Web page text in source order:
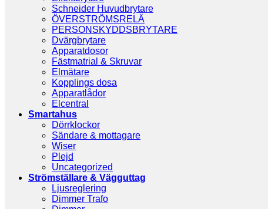
Schneider Huvudbrytare
ÖVERSTRÖMSRELÄ
PERSONSKYDDSBRYTARE
Dvärgbrytare
Apparatdosor
Fästmatrial & Skruvar
Elmätare
Kopplings dosa
Apparatlådor
Elcentral
Smartahus
Dörrklockor
Sändare & mottagare
Wiser
Plejd
Uncategorized
Strömställare & Vägguttag
Ljusreglering
Dimmer Trafo